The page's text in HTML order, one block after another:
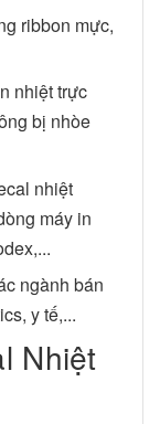
ribbon mực,
nhiệt trực
bị nhòe
nhiệt
máy in
ngành bán
y tế,...
Nhiệt